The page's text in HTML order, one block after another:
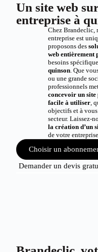
Un site web
entreprise à
Chez Brandeclic,
entreprise est
proposons des
web entièrement
besoins
quinson. Que
ou une grande
professionnels
concevoir un site
facile à utiliser,
objectifs et à
secteur. Laissez-
la création d’un
de votre
Choisir un
Demander un devis